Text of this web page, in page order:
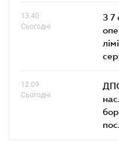
13.40
Сьогодні
З 7
12.09
Сьогодні